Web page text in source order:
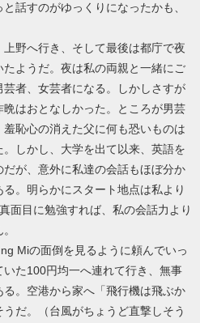
話すのがゆっくりになったかも、
野へ行き、そして最後は都庁で夜
ようだ。夜は私の両親と一緒にご
者、女芸者になる。しかしさすが
はおとなしかった。ところが男芸
恥心の消えた父に何も恐いものは
しかし、大学を出て以来、英語を
が、意外に私達の会話もほぼ分か
。明らかにスタート地点は私より
面目に勉強すれば、私の会話力より
Miの面倒を見るように頼んでいっ
た100円均一へ連れて行き、無事
。空港から家へ「飛行機は飛ぶか
だ。（台風がちょうど直撃しそう